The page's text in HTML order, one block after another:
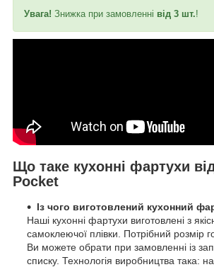
Увага! Знижка при замовленні від 3 шт.!
Що таке кухонні фартухи
Pocket
Із чого виготовлений кухонний
Наші кухонні фартухи виготовлені з
самоклеючої плівки. Потрібний розмір
Ви можете обрати при замовленні із
списку. Технологія виробництва така: